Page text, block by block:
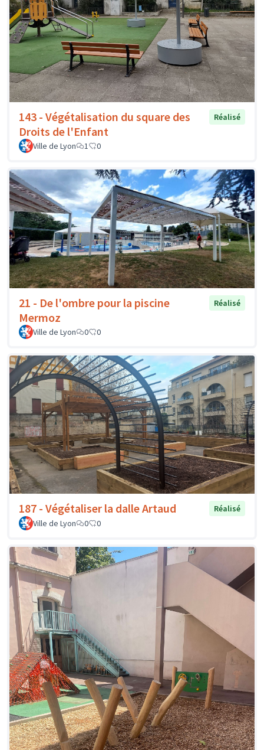
143 - Végétalisation du square des
Droits de l'Enfant
Réalisé
Ville de Lyon 1 0
21 - De l'ombre pour la piscine
Mermoz
Réalisé
Ville de Lyon 0 0
187 - Végétaliser la dalle Artaud
Réalisé
Ville de Lyon
0 0